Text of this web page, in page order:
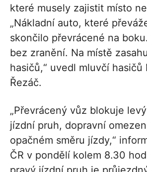
které musely zajistit místo
„Nákladní auto, které
skončilo převrácené na
bez zranění. Na místě
hasičů,“ uvedl mluvčí hasičů
Řezáč.
„Převrácený vůz blokuje
jízdní pruh, dopravní
opačném směru jízdy,“
ČR v pondělí kolem 8.30